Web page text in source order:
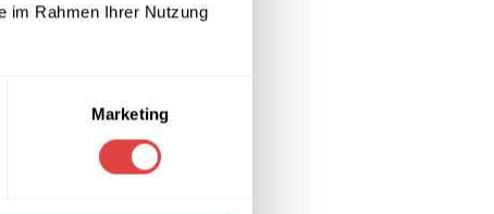
im Rahmen Ihrer Nutzung
Marketing